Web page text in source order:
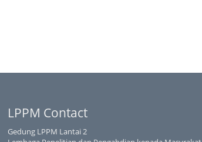
LPPM Contact
Gedung LPPM Lantai 2